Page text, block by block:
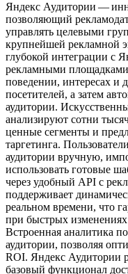
Яндекс Аудитории —
позволяющий
управлять целевыми
крупнейшей рекламной
глубокой интеграции с
рекламными
поведении, интересах и
посетителей, а затем
аудитории.
анализируют сотни
ценные сегменты и
таргетинга.
аудитории вручную,
использовать готовые
через удобный API с
поддерживает
реальном времени, что
при быстрых изменениях
Встроенная аналитика
аудитории, позволяя
ROI. Яндекс Аудитории
базовый функционал